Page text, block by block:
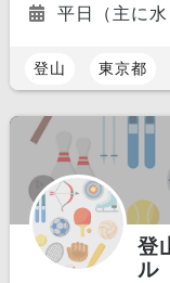
平日（主に
登山 東京都
登
ル